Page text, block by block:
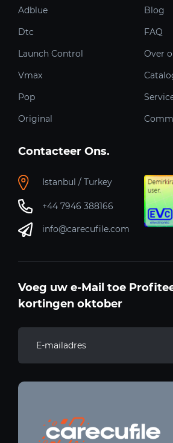
Adblue
Dtc
Launch Control
Vmax
Pop
Original
Blog
FAQ
Over
Contacteer Ons.
Istanbul / Turkey
+44 7946 388166
info@carecufile.com
Voeg uw e-Mail toe
kortingen oktober